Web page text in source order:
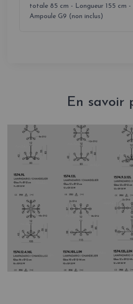
totale 85 cm - Longueur 155 cm -
Ampoule G9 (non inclus)
En savoir